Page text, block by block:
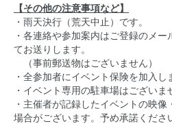
【その他の注意事項など】
・雨天決行（荒天中止）です。
・各連絡や参加案内はご登録のメ
てお送りします。
（事前郵送物はございません）
・全参加者にイベント保険を加入し
・イベント専用の駐車場はございま
・主催者が記録したイベントの映
場合がございます。予め承諾くださ